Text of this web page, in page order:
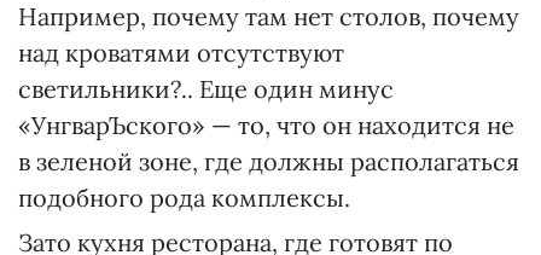
Например, почему там нет столов, почему
над кроватями отсутствуют
светильники?.. Еще один минус
«УнгварЪского» — то, что он находится не
в зеленой зоне, где должны располагаться
подобного рода комплексы.
Зато кухня ресторана, где готовят по